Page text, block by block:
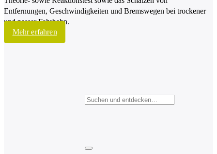
Entfernungen, Geschwindigkeiten und Bremswegen bei trockener
und nasser Fahrbahn.
Mehr erfahren